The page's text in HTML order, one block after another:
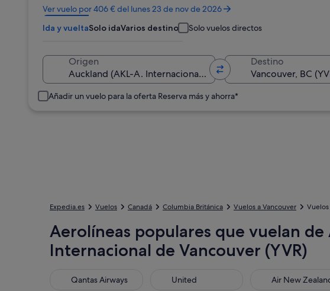
Ver vuelo por 406 € del lunes 23 de nov de 2026
Se
abre
en
nueva
Ida y vueltaSolo idaVarios destinos Solo vuelos directos
Origen Destino
Añadir un vuelo para la oferta Reserva más y ahorra*
Expedia.es Vuelos Canadá Columbia Británica Vuelos a Vancouver
Aerolíneas populares que vuelan
Internacional de Vancouver (YVR)
Qantas Airways
Qantas Airways United
United Air New
Air New Zealand